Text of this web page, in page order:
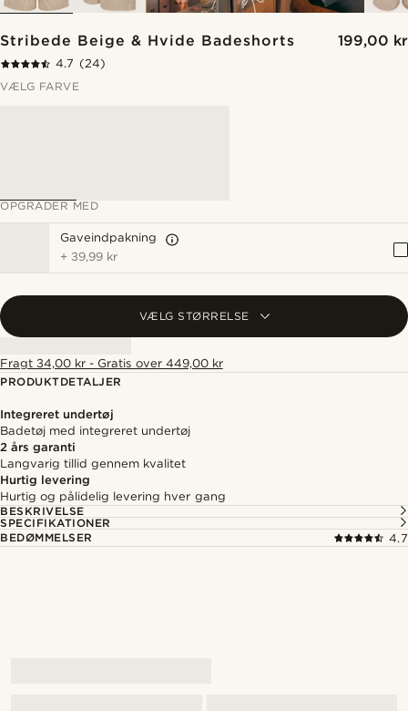
Stribede Beige & Hvide Badeshorts 199,00 kr
4.7 (24)
VÆLG FARVE
OPGRADER MED
Gaveindpakning
+ 39,99 kr
VÆLG STØRRELSE
Fragt 34,00 kr - Gratis over 449,00 kr
PRODUKTDETALJER
Integreret undertøj
Badetøj med integreret undertøj
2 års garanti
Langvarig tillid gennem kvalitet
Hurtig levering
Hurtig og pålidelig levering hver gang
BESKRIVELSE
SPECIFIKATIONER
BEDØMMELSER
4.7